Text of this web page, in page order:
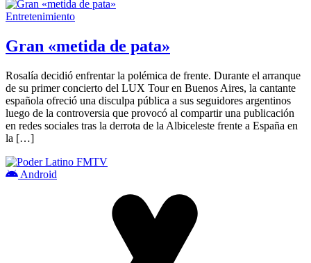
Entretenimiento
Gran «metida de pata»
Rosalía decidió enfrentar la polémica de frente. Durante el arranque
de su primer concierto del LUX Tour en Buenos Aires, la cantante
española ofreció una disculpa pública a sus seguidores argentinos
luego de la controversia que provocó al compartir una publicación
en redes sociales tras la derrota de la Albiceleste frente a España en
la […]
Android